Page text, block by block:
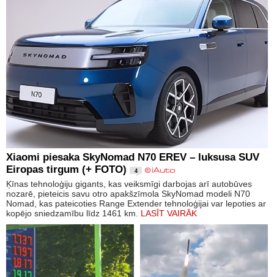
Xiaomi piesaka SkyNomad N70 EREV – luksusa SUV
Eiropas tirgum (+ FOTO)
4
Ķīnas tehnoloģiju gigants, kas veiksmīgi darbojas arī autobūves
nozarē, pieteicis savu otro apakšzīmola SkyNomad modeli N70
Nomad, kas pateicoties Range Extender tehnoloģijai var lepoties ar
kopējo sniedzamību līdz 1461 km. LASĪT VAIRĀK